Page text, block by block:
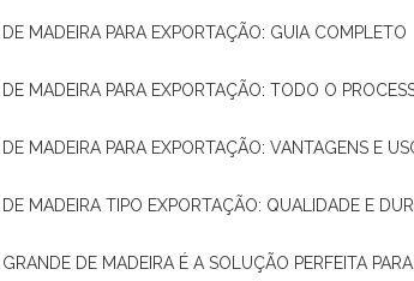
DE MADEIRA PARA EXPORTAÇÃO: GUIA COMPLETO
DE MADEIRA PARA EXPORTAÇÃO: TODO O
DE MADEIRA PARA EXPORTAÇÃO: VANTAGENS E
DE MADEIRA TIPO EXPORTAÇÃO: QUALIDADE E
GRANDE DE MADEIRA É A SOLUÇÃO PERFEITA